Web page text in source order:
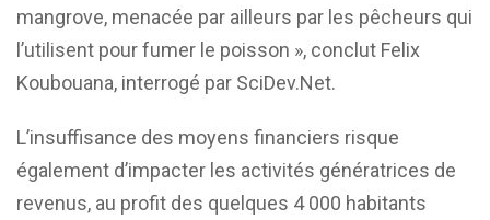
mangrove, menacée par ailleurs par les pêcheurs qui
l’utilisent pour fumer le poisson », conclut Felix
Koubouana, interrogé par SciDev.Net.
L’insuffisance des moyens financiers risque
également d’impacter les activités génératrices de
revenus, au profit des quelques 4 000 habitants